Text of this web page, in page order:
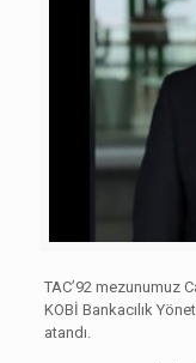
TAC’92 mezunumuz
KOBİ Bankacılık
atandı.